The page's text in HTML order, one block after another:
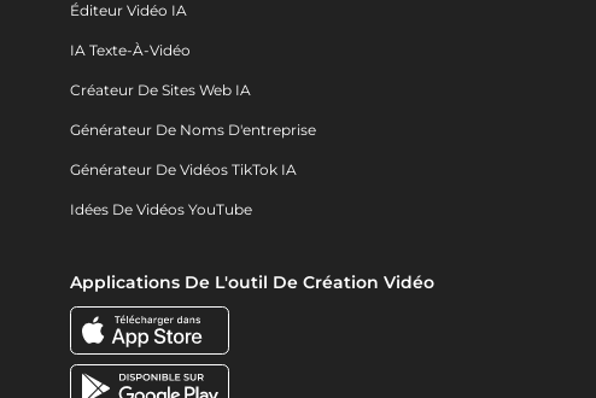
Éditeur Vidéo IA
IA Texte-À-Vidéo
Créateur De Sites Web IA
Générateur De Noms D'entreprise
Générateur De Vidéos TikTok IA
Idées De Vidéos YouTube
Applications De L'outil De Création Vidéo